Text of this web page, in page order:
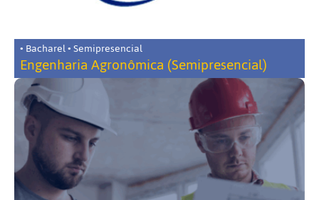
• Bacharel • Semipresencial
Engenharia Agronômica (Semipresencial)